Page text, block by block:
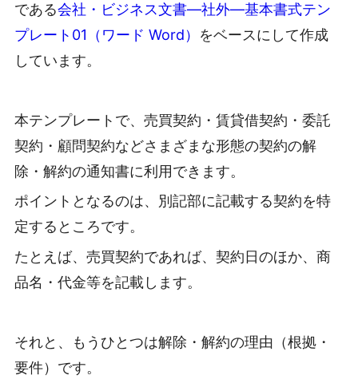
である会社・ビジネス文書―社外―基本書式テン
プレート01（ワード Word） をベースにして作成
しています。
本テンプレートで、売買契約・賃貸借契約・委託
契約・顧問契約などさまざまな形態の契約の解
除・解約の通知書に利用できます。
ポイントとなるのは、別記部に記載する契約を特
定するところです。
たとえば、売買契約であれば、契約日のほか、商
品名・代金等を記載します。
それと、もうひとつは解除・解約の理由（根拠・
要件）です。